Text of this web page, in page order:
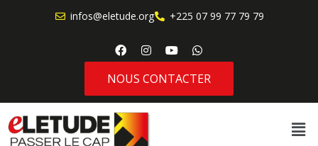
infos@eletude.org +225 07 99 77 79 79
NOUS CONTACTER